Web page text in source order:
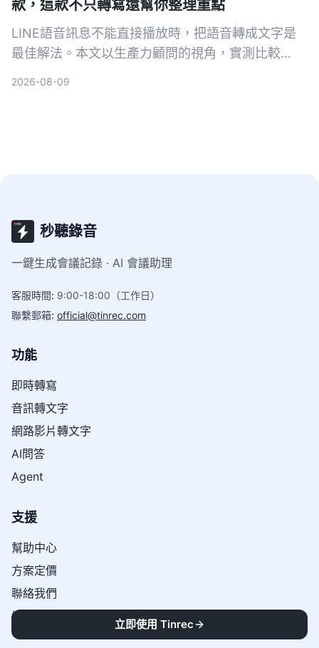
款，這款不只轉寫還幫你整理重點
LINE語音訊息不能直接播放時，把語音轉成文字是
最佳解法。本文以生產力顧問的視角，實測比較
2026-08-09
秒聽錄音
一鍵生成會議記錄 · AI 會議助理
客服時間: 9:00-18:00（工作日）
聯繫郵箱: official@tinrec.com
功能
即時轉寫
音訊轉文字
網路影片轉文字
AI問答
Agent
支援
幫助中心
方案定價
聯絡我們
博客
立即使用 Tinrec